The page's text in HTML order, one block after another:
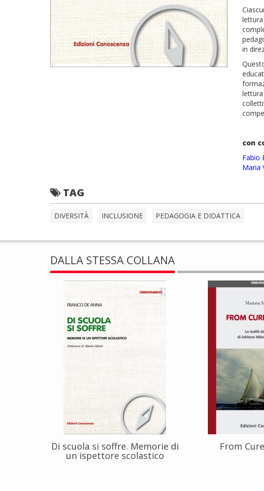
in
lettura
con
Fabio
Maria
TAG
DIVERSITÀ INCLUSIONE PEDAGOGIA E DIDATTICA
DALLA STESSA COLLANA
Di scuola si soffre. Memorie di
un ispettore scolastico
From